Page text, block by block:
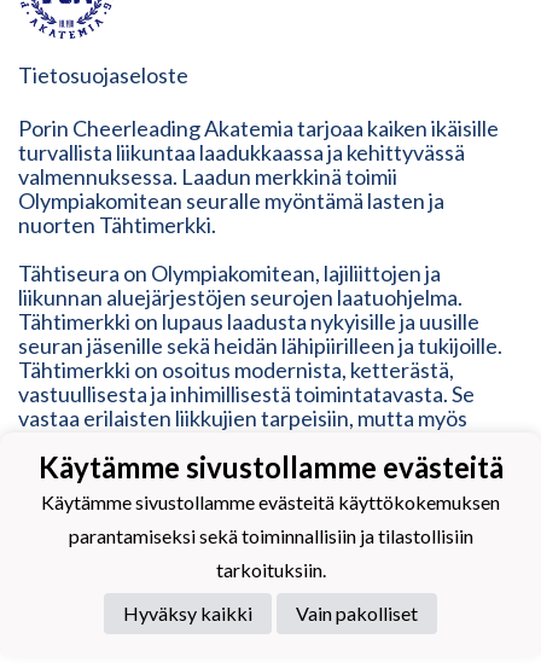
Tietosuojaseloste
Porin Cheerleading Akatemia tarjoaa kaiken ikäisille
turvallista liikuntaa laadukkaassa ja kehittyvässä
valmennuksessa. Laadun merkkinä toimii
Olympiakomitean seuralle myöntämä lasten ja
nuorten Tähtimerkki.
Tähtiseura on Olympiakomitean, lajiliittojen ja
liikunnan aluejärjestöjen seurojen laatuohjelma.
Tähtimerkki on lupaus laadusta nykyisille ja uusille
seuran jäsenille sekä heidän lähipiirilleen ja tukijoille.
Tähtimerkki on osoitus modernista, ketterästä,
vastuullisesta ja inhimillisestä toimintatavasta. Se
vastaa erilaisten liikkujien tarpeisiin, mutta myös
Käytämme sivustollamme evästeitä
Käytämme sivustollamme evästeitä käyttökokemuksen
parantamiseksi sekä toiminnallisiin ja tilastollisiin
tarkoituksiin.
Hyväksy kaikki
Vain pakolliset